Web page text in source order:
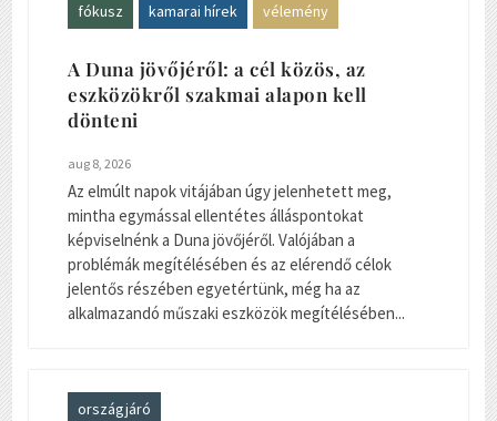
fókusz kamarai hírek vélemény
A Duna jövőjéről: a cél közös, az
eszközökről szakmai alapon kell
dönteni
aug 8, 2026
Az elmúlt napok vitájában úgy jelenhetett meg,
mintha egymással ellentétes álláspontokat
képviselnénk a Duna jövőjéről. Valójában a
problémák megítélésében és az elérendő célok
jelentős részében egyetértünk, még ha az
alkalmazandó műszaki eszközök megítélésében...
országjáró